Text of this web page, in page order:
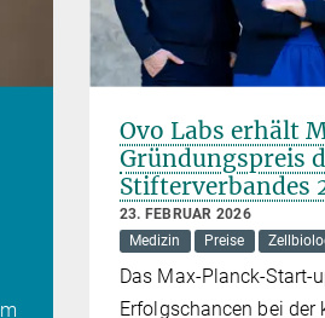
Ovo Labs erhält
Gründungspreis
Stifterverbandes
23. FEBRUAR 2026
Medizin
Preise
Das Max-Planck-Start-
Erfolgschancen bei der